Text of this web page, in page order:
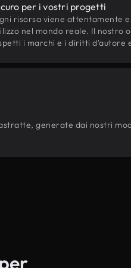
per i vostri progetti
risorsa viene attentamente
nel mondo reale. Il nostro
i marchi e i diritti d'autore
generate dai nostri